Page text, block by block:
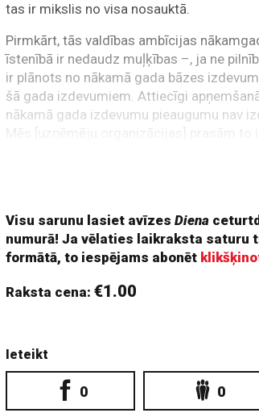
tas ir mikslis no visa nosauktā.
Pirmkārt, tās valdības ambīcijas
īstenībā ir nedaudz muļķības –, ja ne
ir plānots no nākamā gada bāzes
šā gada izdevumiem. Attiecīgi
nākamā gada izdevumu pieaugumu nav
Visu sarunu lasiet avīzesDiena
numurā! Ja vēlaties laikraksta saturu
formātā, to iespējams abonēt
Raksta cena:€1.00
Ieteikt
0 0